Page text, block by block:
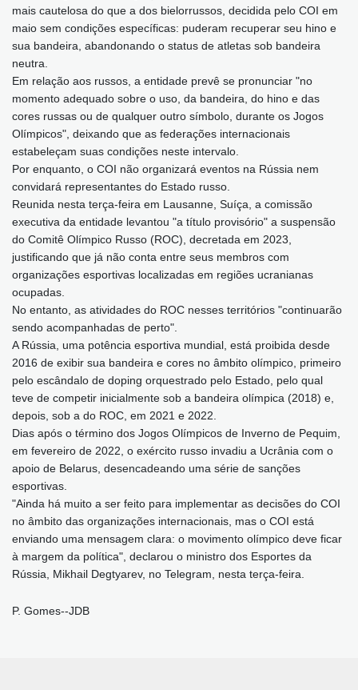
mais cautelosa do que a dos bielorrussos, decidida pelo COI em
maio sem condições específicas: puderam recuperar seu hino e
sua bandeira, abandonando o status de atletas sob bandeira
neutra.
Em relação aos russos, a entidade prevê se pronunciar "no
momento adequado sobre o uso, da bandeira, do hino e das
cores russas ou de qualquer outro símbolo, durante os Jogos
Olímpicos", deixando que as federações internacionais
estabeleçam suas condições neste intervalo.
Por enquanto, o COI não organizará eventos na Rússia nem
convidará representantes do Estado russo.
Reunida nesta terça-feira em Lausanne, Suíça, a comissão
executiva da entidade levantou "a título provisório" a suspensão
do Comitê Olímpico Russo (ROC), decretada em 2023,
justificando que já não conta entre seus membros com
organizações esportivas localizadas em regiões ucranianas
ocupadas.
No entanto, as atividades do ROC nesses territórios "continuarão
sendo acompanhadas de perto".
A Rússia, uma potência esportiva mundial, está proibida desde
2016 de exibir sua bandeira e cores no âmbito olímpico, primeiro
pelo escândalo de doping orquestrado pelo Estado, pelo qual
teve de competir inicialmente sob a bandeira olímpica (2018) e,
depois, sob a do ROC, em 2021 e 2022.
Dias após o término dos Jogos Olímpicos de Inverno de Pequim,
em fevereiro de 2022, o exército russo invadiu a Ucrânia com o
apoio de Belarus, desencadeando uma série de sanções
esportivas.
"Ainda há muito a ser feito para implementar as decisões do COI
no âmbito das organizações internacionais, mas o COI está
enviando uma mensagem clara: o movimento olímpico deve ficar
à margem da política", declarou o ministro dos Esportes da
Rússia, Mikhail Degtyarev, no Telegram, nesta terça-feira.
P. Gomes--JDB